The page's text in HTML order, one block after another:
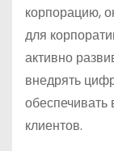
корпорацию,
для
активно
внедрять
клиентов.